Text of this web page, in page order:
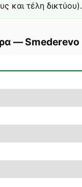
και τέλη δικτύου).
—Smederevo